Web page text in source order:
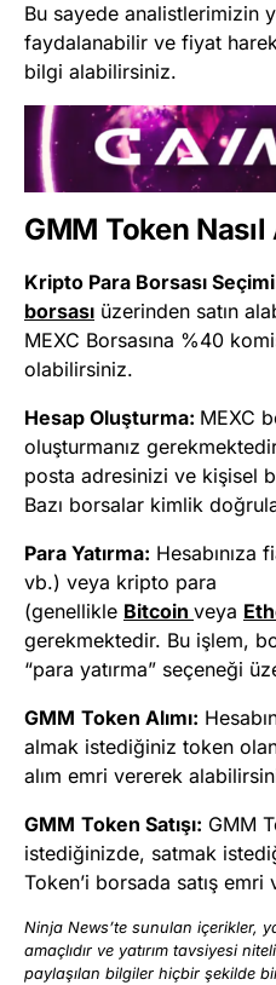
Bu sayede analistlerimizin
faydalanabilir ve fiyat
bilgi alabilirsiniz.
GMM Token Nasıl
Kripto Para Borsası
borsası üzerinden satın
MEXC Borsasına %40
olabilirsiniz.
Hesap Oluşturma: MEXC
oluşturmanız
posta adresinizi ve kişisel
Bazı borsalar kimlik
Para Yatırma: Hesabınıza
vb.) veya kripto para
(genellikle Bitcoin veya
gerekmektedir. Bu işlem,
“para yatırma” seçeneği
GMM Token Alımı:
almak istediğiniz token
alım emri vererek
GMM Token Satışı: GMM
istediğinizde, satmak
Token’i borsada satış
Ninja News’te sunulan içerikler,
amaçlıdır ve yatırım tavsiyesi
paylaşılan bilgiler hiçbir şekilde